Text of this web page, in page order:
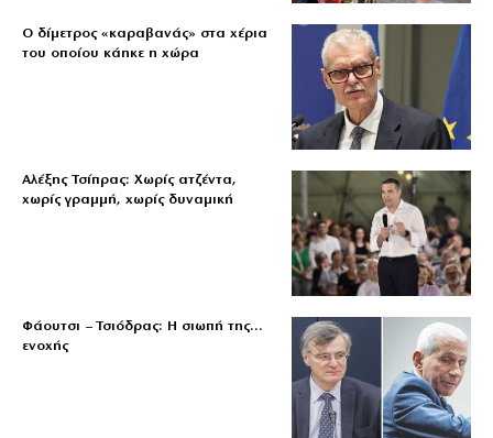
Ο δίμετρος «καραβανάς» στα χέρια
του οποίου κάηκε η χώρα
Αλέξης Τσίπρας: Χωρίς ατζέντα,
χωρίς γραμμή, χωρίς δυναμική
Φάουτσι – Τσιόδρας: Η σιωπή της…
ενοχής